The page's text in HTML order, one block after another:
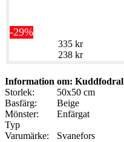
-29%
335 kr
238 kr
Information om: Kuddfodral
Storlek:
50x50 cm
Basfärg:
Beige
Mönster:
Enfärgat
Typ
Varumärke:
Svanefors